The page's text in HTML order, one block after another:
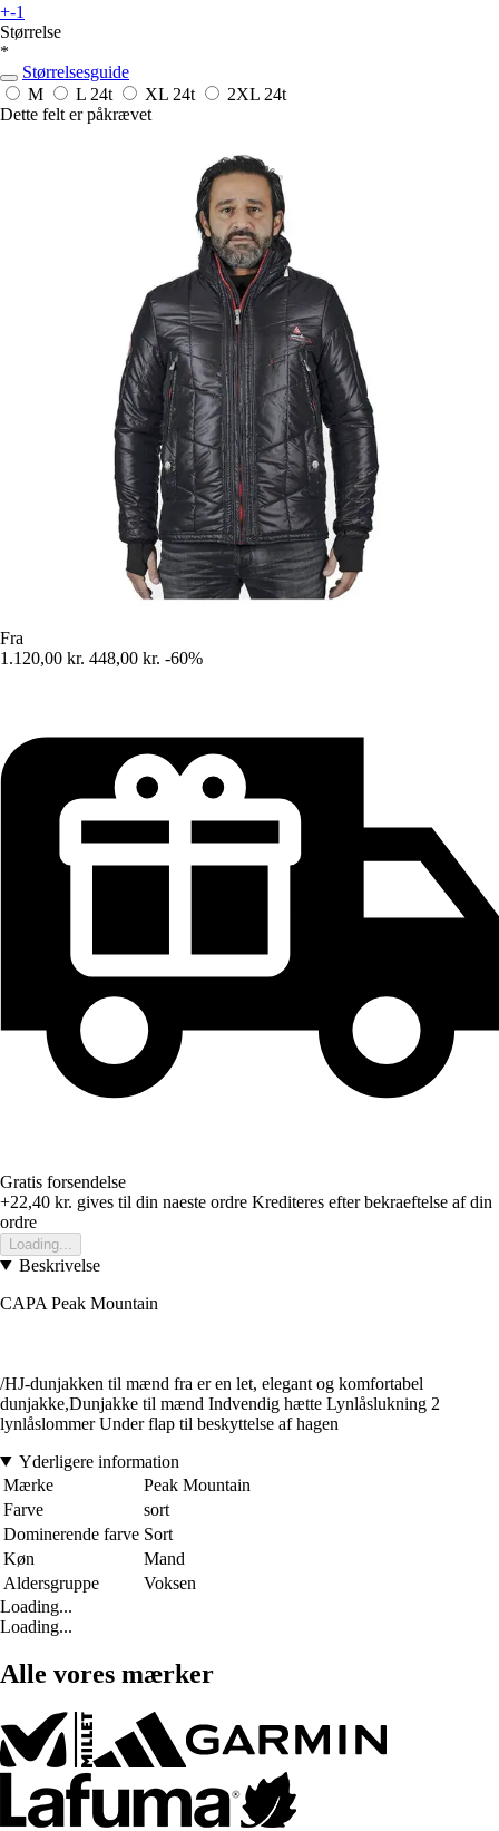
+-1
Størrelse
*
Størrelsesguide
M
L 24t XL 24t 2XL 24t
Dette felt er påkrævet
Fra
1.120,00 kr. 448,00 kr. -60%
Gratis forsendelse
+22,40 kr. gives til din naeste ordre Krediteres efter bekraeftelse af din
ordre
Loading...
Beskrivelse
CAPA Peak Mountain
/HJ-dunjakken til mænd fra er en let, elegant og komfortabel
dunjakke,Dunjakke til mænd Indvendig hætte Lynlåslukning 2
lynlåslommer Under flap til beskyttelse af hagen
Yderligere information
Mærke
Peak Mountain
Farve
sort
Dominerende farve Sort
Køn
Mand
Aldersgruppe
Voksen
Loading...
Loading...
Alle vores mærker